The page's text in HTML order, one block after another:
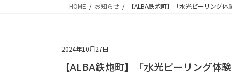
HOME お知らせ 【ALBA鉄炮町】「水光ピーリング
2024年10月27日
【ALBA鉄炮町】「水光ピーリング体